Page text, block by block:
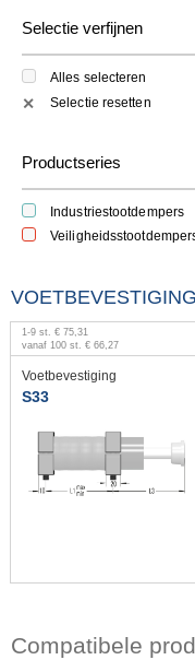
Selectie verfijnen
Alles selecteren
✕ Selectie resetten
Productseries
Industriestootdempers
1-9 st. € 75,31
vanaf 100 st. € 66,27
Voetbevestiging
S33
Compatibele